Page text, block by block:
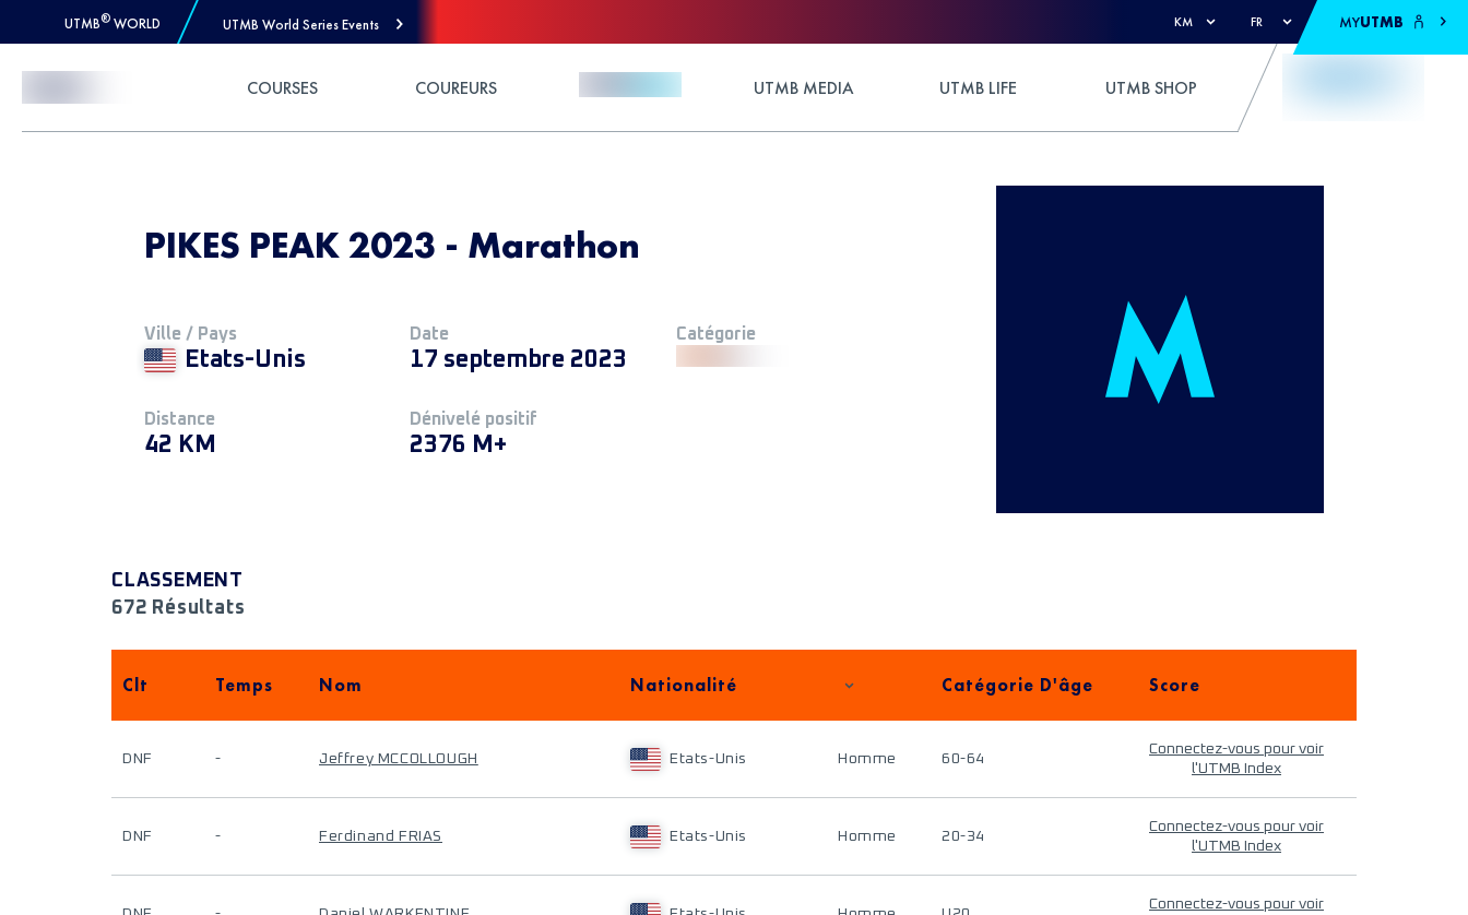
UTMB® WORLD UTMB World Series Events KM FR MYUTMB
COURSES COUREURS UTMB MEDIA UTMB LIFE UTMB SHOP
PIKES PEAK 2023 - Marathon
Ville / Pays
Etats-Unis
Date
17 septembre 2023
Catégorie
Distance
42 KM
Dénivelé positif
2376 M+
CLASSEMENT
672 Résultats
Clt Temps Nom Nationalité Catégorie D'âge Score
DNF - Jeffrey MCCOLLOUGH Etats-Unis Homme 60-64
Connectez-vous pour voir
l'UTMB Index
DNF - Ferdinand FRIAS Etats-Unis Homme 20-34
Connectez-vous pour voir
l'UTMB Index
Connectez-vous pour voir